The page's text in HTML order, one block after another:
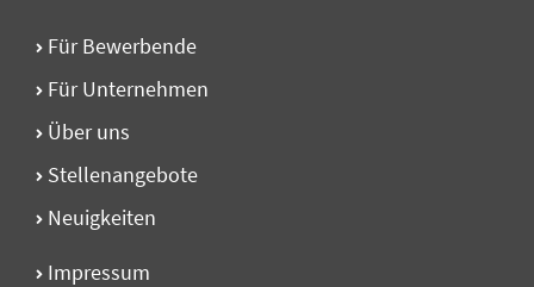
Für Bewerbende
Für Unternehmen
Über uns
Stellen­angebote
Neuigkeiten
Impressum